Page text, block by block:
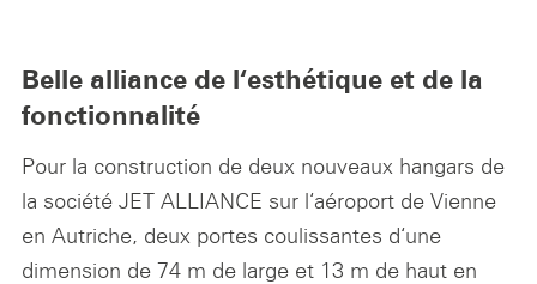
Belle alliance de l‘esthétique et de la
fonctionnalité
Pour la construction de deux nouveaux hangars de
la société JET ALLIANCE sur l‘aéroport de Vienne
en Autriche, deux portes coulissantes d‘une
dimension de 74 m de large et 13 m de haut en